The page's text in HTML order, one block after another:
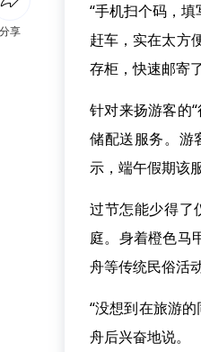
“手机扫个码，
赶车，实在太方
存柜，快速邮寄
针对来扬游客的
储配送服务。游
示，端午假期该
过节怎能少得了
庭。身着橙色马
舟等传统民俗活动
“没想到在旅游
舟后兴奋地说。
分享